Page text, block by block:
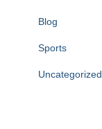
Blog
Sports
Uncategorized